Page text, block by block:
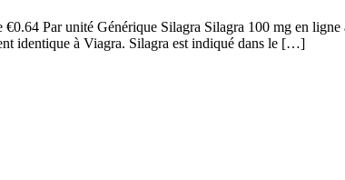
Par unité Générique Silagra Silagra 100 mg en
identique à Viagra. Silagra est indiqué dans le […]